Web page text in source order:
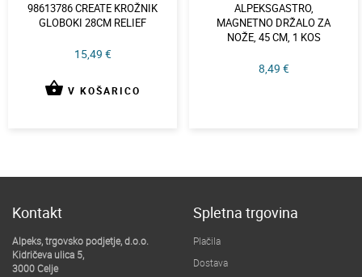
98613786 CREATE KROŽNIK
GLOBOKI 28CM RELIEF
15,49 €
shopping_basket V KOŠARICO
ALPEKSGASTRO,
MAGNETNO DRŽALO ZA
NOŽE, 45 CM, 1 KOS
8,49 €
Kontakt
Alpeks, trgovsko podjetje, d.o.o.
Kidričeva ulica 5,
3000 Celje
Spletna trgovina
Plačila
Dostava